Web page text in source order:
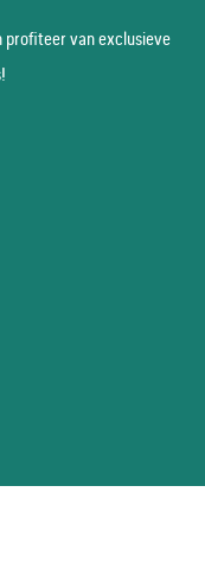
profiteer van exclusieve